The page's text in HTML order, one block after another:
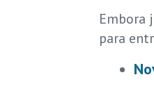
Embora
para